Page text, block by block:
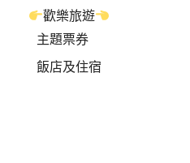
歡樂旅遊
主題票券
飯店及住宿